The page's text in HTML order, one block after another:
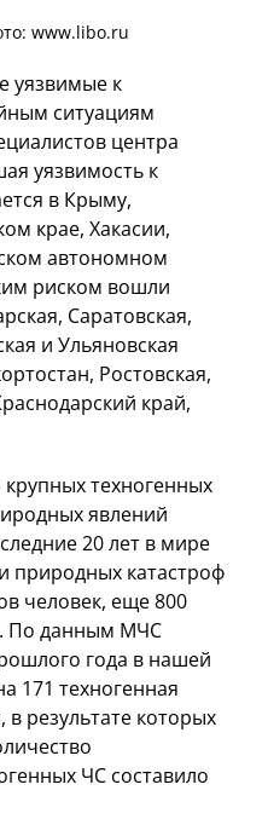
www.libo.ru
уязвимые к
ситуациям
центра
уязвимость к
в Крыму,
крае, Хакасии,
автономном
риском вошли
Саратовская,
и Ульяновская
Ростовская,
край,
техногенных
явлений
20 лет в мире
природных катастроф
человек, еще 800
По данным МЧС
года в нашей
171 техногенная
результате которых
ЧС составило